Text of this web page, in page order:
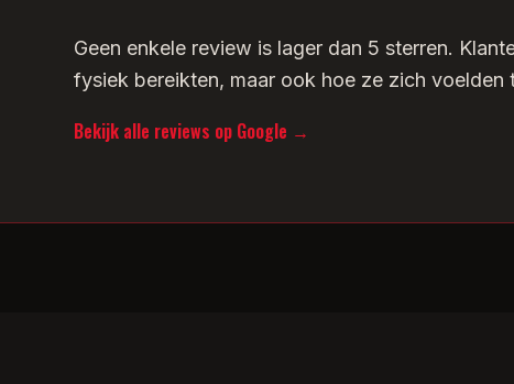
Geen enkele review is lager dan 5 sterren.
fysiek bereikten, maar ook hoe ze zich voelden
Bekijk alle reviews op Google →